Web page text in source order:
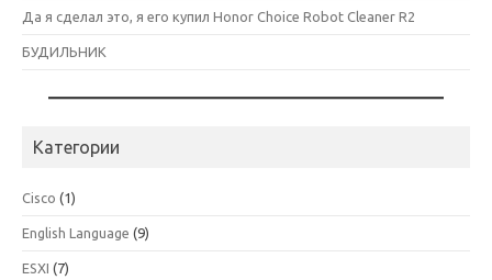
Да я сделал это, я его купил Honor Choice Robot Cleaner R2
БУДИЛЬНИК
Категории
Cisco (1)
English Language (9)
ESXI (7)